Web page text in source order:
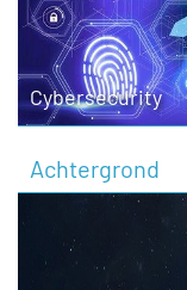
Cybersecurity
Achtergrond